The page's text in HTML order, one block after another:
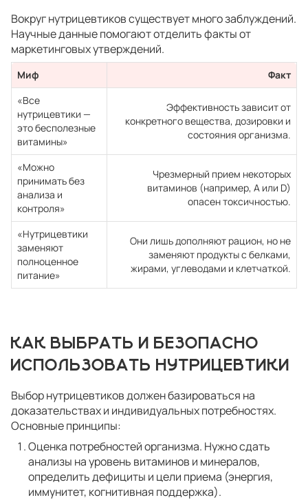
Вокруг нутрицевтиков существует много заблуждений.
Научные данные помогают отделить факты от
маркетинговых утверждений.
Миф
Факт
«Все
нутрицевтики —
это бесполезные
витамины»
Эффективность зависит от
конкретного вещества, дозировки и
состояния организма.
«Можно
принимать без
анализа и
контроля»
Чрезмерный прием некоторых
витаминов (например, A или D)
опасен токсичностью.
«Нутрицевтики
заменяют
полноценное
питание»
Они лишь дополняют рацион, но не
заменяют продукты с белками,
жирами, углеводами и клетчаткой.
КАК ВЫБРАТЬ И БЕЗОПАСНО
ИСПОЛЬЗОВАТЬ НУТРИЦЕВТИКИ
Выбор нутрицевтиков должен базироваться на
доказательствах и индивидуальных потребностях.
Основные принципы:
Оценка потребностей организма. Нужно сдать
анализы на уровень витаминов и минералов,
определить дефициты и цели приема (энергия,
иммунитет, когнитивная поддержка).